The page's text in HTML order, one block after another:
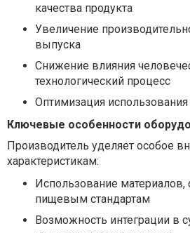
качества продукта
Увеличение
выпуска
Снижение влияния
технологический процесс
Оптимизация
Ключевые особенности
Производитель уделяет особое
характеристикам:
Использование
пищевым стандартам
Возможность интеграции в